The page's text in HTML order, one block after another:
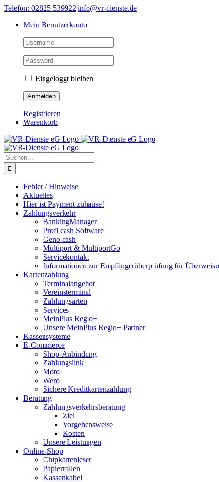
Skip
content
Telefon: 02825 539922|info@vr-dienste.de
Mein Benutzerkonto
Eingeloggt bleiben
Registrieren
Warenkorb
Suche
nach:
Fehler / Hinweise
Aktuelles
Hier ist Payment zuhause!
Zahlungsverkehr
BankingManager
Profi cash Software
Geno cash
Multiport & MultiportGo
Servicekontakt
Informationen zur Empfängerüberprüfung für
Kartenzahlung
Terminalangebot
Vereinsterminal
Zahlungsarten
Services
MeinPlus Regio+
Unsere MeinPlus Regio+ Partner
Kassensysteme
E-Commerce
Shop-Anbindung
Zahlungslink
Moto
Wero
Sichere Kreditkartenzahlung
Beratung
Zahlungsverkehrsberatung
Ziel
Vorgehensweise
Kosten
Unsere Leistungen
Online-Shop
Chipkartenleser
Papierrollen
Kassenkabel